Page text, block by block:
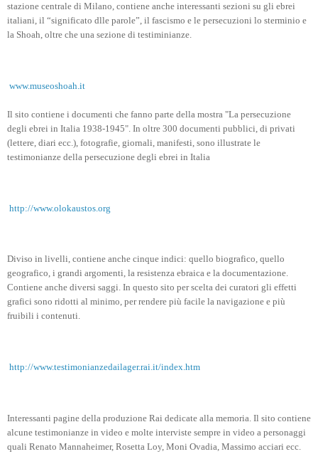
stazione centrale di Milano, contiene anche interessanti sezioni su gli ebrei
italiani, il “significato dlle parole”, il fascismo e le persecuzioni lo sterminio e
la Shoah, oltre che una sezione di testiminianze.
www.museoshoah.it
Il sito contiene i documenti che fanno parte della mostra "La persecuzione
degli ebrei in Italia 1938-1945". In oltre 300 documenti pubblici, di privati
(lettere, diari ecc.), fotografie, giornali, manifesti, sono illustrate le
testimonianze della persecuzione degli ebrei in Italia
http://www.olokaustos.org
Diviso in livelli, contiene anche cinque indici: quello biografico, quello
geografico, i grandi argomenti, la resistenza ebraica e la documentazione.
Contiene anche diversi saggi. In questo sito per scelta dei curatori gli effetti
grafici sono ridotti al minimo, per rendere più facile la navigazione e più
fruibili i contenuti.
http://www.testimonianzedailager.rai.it/index.htm
Interessanti pagine della produzione Rai dedicate alla memoria. Il sito contiene
alcune testimonianze in video e molte interviste sempre in video a personaggi
quali Renato Mannaheimer, Rosetta Loy, Moni Ovadia, Massimo acciari ecc.